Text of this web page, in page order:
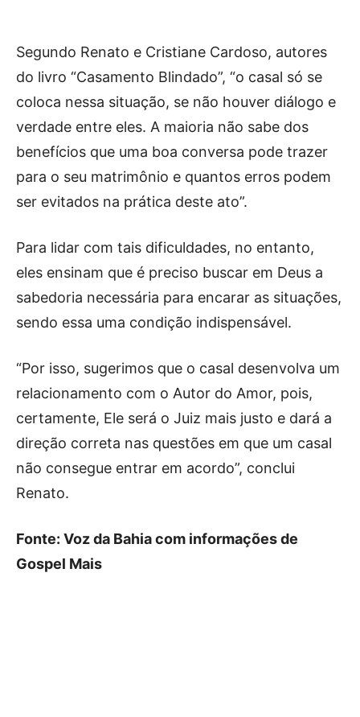
Segundo Renato e Cristiane Cardoso, autores
do livro “Casamento Blindado”, “o casal só se
coloca nessa situação, se não houver diálogo e
verdade entre eles. A maioria não sabe dos
benefícios que uma boa conversa pode trazer
para o seu matrimônio e quantos erros podem
ser evitados na prática deste ato”.
Para lidar com tais dificuldades, no entanto,
eles ensinam que é preciso buscar em Deus a
sabedoria necessária para encarar as situações,
sendo essa uma condição indispensável.
“Por isso, sugerimos que o casal desenvolva um
relacionamento com o Autor do Amor, pois,
certamente, Ele será o Juiz mais justo e dará a
direção correta nas questões em que um casal
não consegue entrar em acordo”, conclui
Renato.
Fonte: Voz da Bahia com informações de
Gospel Mais